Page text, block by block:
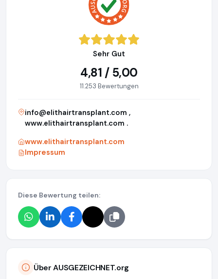
Sehr Gut
4,81 / 5,00
11.253 Bewertungen
info@elithairtransplant.com ,
www.elithairtransplant.com .
www.elithairtransplant.com
Impressum
Diese Bewertung teilen:
Über AUSGEZEICHNET.org